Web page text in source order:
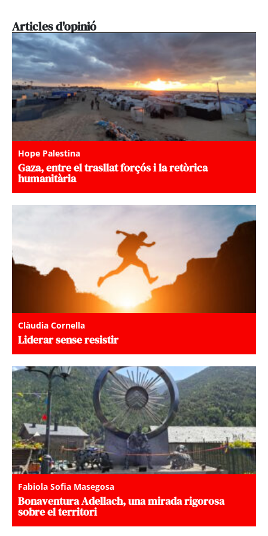
Articles d'opinió
Hope Palestina
Gaza, entre el trasllat forçós i la retòrica
humanitària
Clàudia Cornella
Liderar sense resistir
Fabiola Sofia Masegosa
Bonaventura Adellach, una mirada rigorosa
sobre el territori